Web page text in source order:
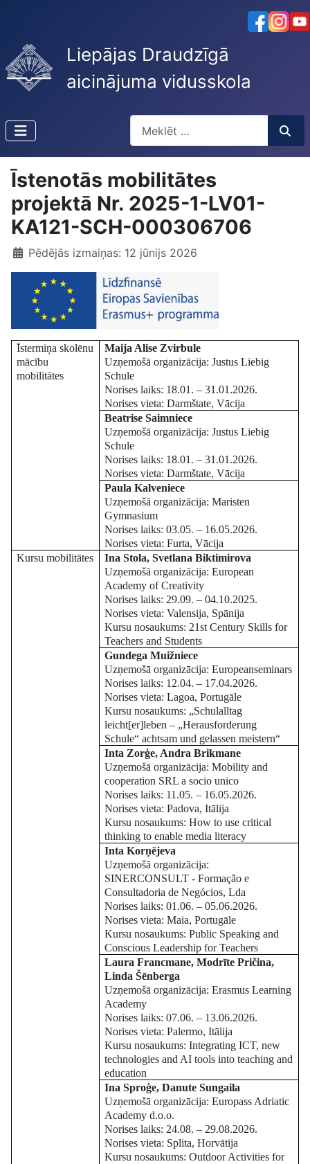
Liepājas Draudzīgā
aicinājuma vidusskola
Type 2 or more characters for
Īstenotās mobilitātes
projektā Nr. 2025-1-LV01-
KA121-SCH-000306706
Pēdējās izmaiņas: 12 jūnijs 2026
Īstermiņa skolēnu
mācību
mobilitātes
Maija Alise Zvirbule
Uzņemošā organizācija: Justus Liebig
Schule
Norises laiks: 18.01. – 31.01.2026.
Norises vieta: Darmštate, Vācija
Beatrise Saimniece
Uzņemošā organizācija: Justus Liebig
Schule
Norises laiks: 18.01. – 31.01.2026.
Norises vieta: Darmštate, Vācija
Paula Kalveniece
Uzņemošā organizācija: Maristen
Gymnasium
Norises laiks: 03.05. – 16.05.2026.
Norises vieta: Furta, Vācija
Kursu mobilitātes
Ina Stola, Svetlana Biktimirova
Uzņemošā organizācija: European
Academy of Creativity
Norises laiks: 29.09. – 04.10.2025.
Norises vieta: Valensija, Spānija
Kursu nosaukums: 21st Century Skills for
Teachers and Students
Gundega Muižniece
Uzņemošā organizācija: Europeanseminars
Norises laiks: 12.04. – 17.04.2026.
Norises vieta: Lagoa, Portugāle
Kursu nosaukums: „Schulalltag
leicht[er]leben – „Herausforderung
Schule“ achtsam und gelassen meistern“
Inta Zorģe, Andra Brikmane
Uzņemošā organizācija: Mobility and
cooperation SRL a socio unico
Norises laiks: 11.05. – 16.05.2026.
Norises vieta: Padova, Itālija
Kursu nosaukums: How to use critical
thinking to enable media literacy
Inta Korņējeva
Uzņemošā organizācija:
SINERCONSULT - Formação e
Consultadoria de Negócios, Lda
Norises laiks: 01.06. – 05.06.2026.
Norises vieta: Maia, Portugāle
Kursu nosaukums: Public Speaking and
Conscious Leadership for Teachers
Laura Francmane, Modrīte Pričina,
Linda Šēnberga
Uzņemošā organizācija: Erasmus Learning
Academy
Norises laiks: 07.06. – 13.06.2026.
Norises vieta: Palermo, Itālija
Kursu nosaukums: Integrating ICT, new
technologies and AI tools into teaching and
education
Ina Sproģe, Danute Sungaila
Uzņemošā organizācija: Europass Adriatic
Academy d.o.o.
Norises laiks: 24.08. – 29.08.2026.
Norises vieta: Splita, Horvātija
Kursu nosaukums: Outdoor Activities for